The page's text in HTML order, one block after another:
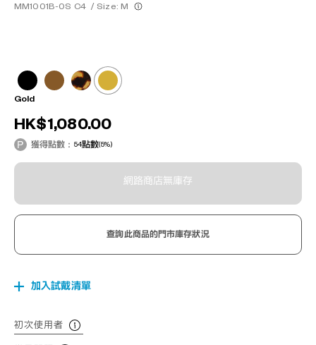
MM1001B-0S C4 / Size: M
Gold
HK$1,080.00
獲得點數： 54點數(5%)
網路商店無庫存
查詢此商品的門市庫存狀況
加入試戴清單
初次使用者